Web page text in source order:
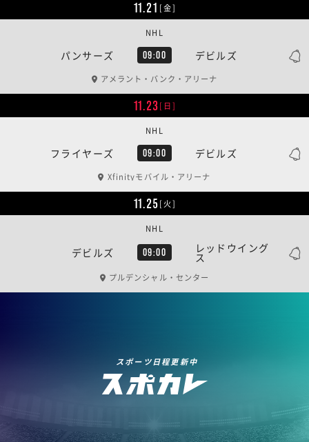
11.21 [金]
パンサーズ 09:00 デビルズ
NHL
アメラント・バンク・アリーナ
11.23[日]
フライヤーズ 09:00 デビルズ
NHL
Xfinityモバイル・アリーナ
11.25[火]
デビルズ 09:00 レッドウイング
ス
NHL
プルデンシャル・センター
スポーツ日程更新中